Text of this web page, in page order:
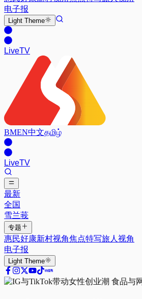
电子报
Light Theme
LiveTV
BMEN中文தமிழ்
LiveTV
最新
全国
雪兰莪
专题
惠民好康新村视角焦点特写旅人视角
电子报
Light Theme